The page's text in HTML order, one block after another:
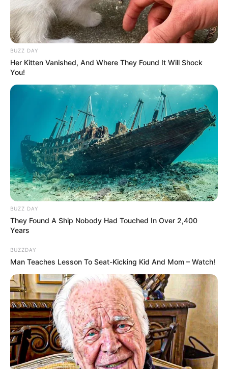
Detail
Judul: True Stalker
Genre: Drama
Negara: Indonesia
Sutradara: –
Produser: –
Penulis Naskah: Sirhayani
BUZZ DAY
Her Kitten Vanished, And Where They Found It Will Shock
You!
BUZZ DAY
They Found A Ship Nobody Had Touched In Over 2,400
Years
BUZZDAY
Man Teaches Lesson To Seat-Kicking Kid And Mom – Watch!